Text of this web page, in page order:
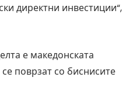
директни инвестиции“,
е македонската
поврзат со биснисите